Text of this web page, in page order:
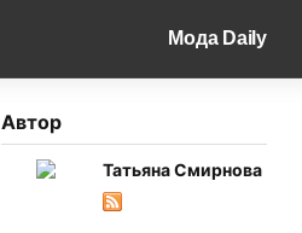
Мода Daily
Автор
Татьяна Смирнова